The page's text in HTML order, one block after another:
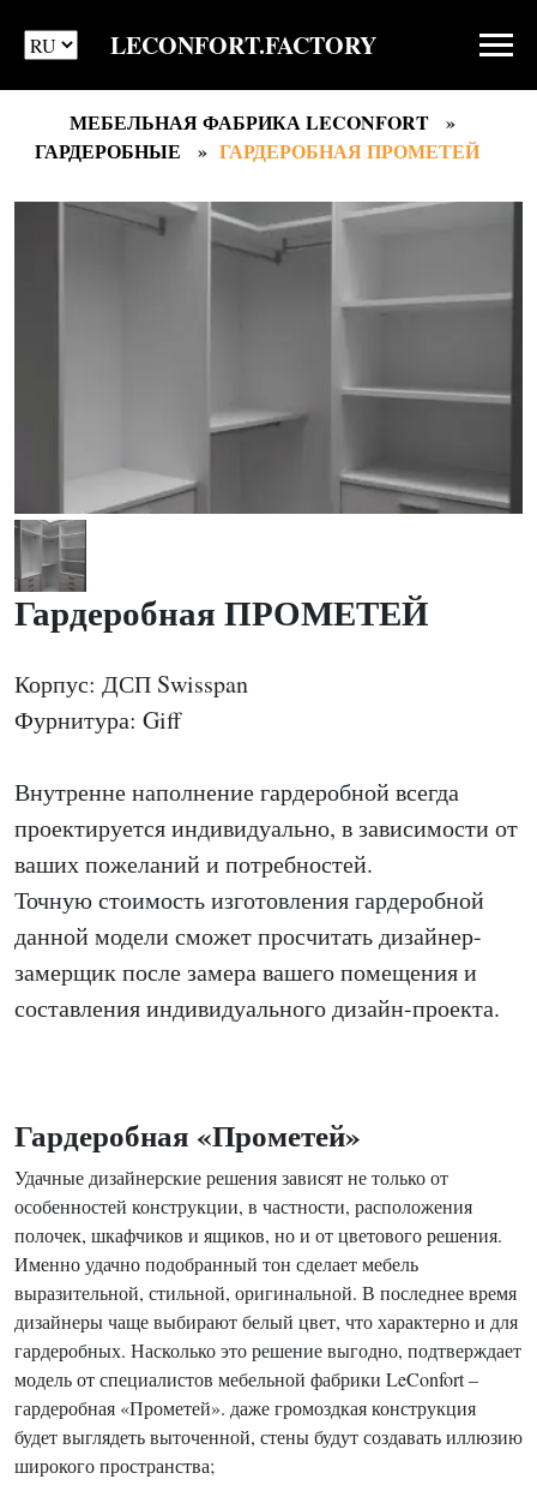
LECONFORT.FACTORY
МЕБЕЛЬНАЯ ФАБРИКА LECONFORT
ГАРДЕРОБНЫЕ
ГАРДЕРОБНАЯ ПРОМЕТЕЙ
Гардеробная ПРОМЕТЕЙ
Корпус: ДСП Swisspan
Фурнитура: Giff
Внутренне наполнение гардеробной всегда
проектируется индивидуально, в зависимости от
ваших пожеланий и потребностей.
Точную стоимость изготовления гардеробной
данной модели сможет просчитать дизайнер-
замерщик после замера вашего помещения и
составления индивидуального дизайн-проекта.
Гардеробная «Прометей»
Удачные дизайнерские решения зависят не только от
особенностей конструкции, в частности, расположения
полочек, шкафчиков и ящиков, но и от цветового решения.
Именно удачно подобранный тон сделает мебель
выразительной, стильной, оригинальной. В последнее время
дизайнеры чаще выбирают белый цвет, что характерно и для
гардеробных. Насколько это решение выгодно, подтверждает
модель от специалистов мебельной фабрики LeConfort –
гардеробная «Прометей». даже громоздкая конструкция
будет выглядеть выточенной, стены будут создавать иллюзию
широкого пространства;